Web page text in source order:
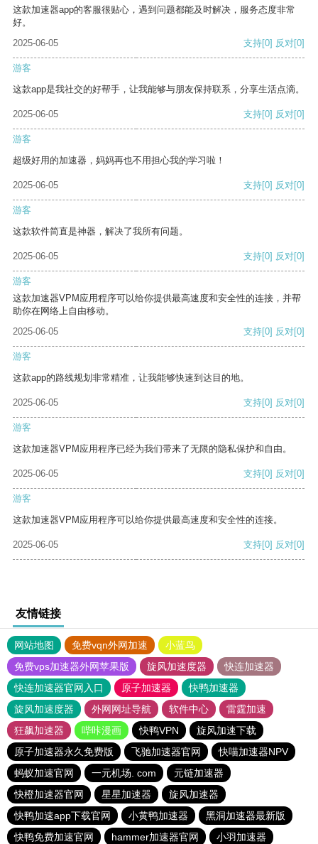
这款加速器app的客服很贴心，遇到问题都能及时解决，服务态度非常
好。
2025-06-05
支持[0] 反对[0]
游客
这款app是我社交的好帮手，让我能够与朋友保持联系，分享生活点滴。
2025-06-05 支持[0] 反对[0]
游客
超级好用的加速器，妈妈再也不用担心我的学习啦！
2025-06-05 支持[0] 反对[0]
游客
这款软件简直是神器，解决了我所有问题。
2025-06-05 支持[0] 反对[0]
游客
这款加速器VPM应用程序可以给你提供最高速度和安全性的连接，并帮
助你在网络上自由移动。
2025-06-05
支持[0] 反对[0]
游客
这款app的路线规划非常精准，让我能够快速到达目的地。
2025-06-05 支持[0] 反对[0]
游客
这款加速器VPM应用程序已经为我们带来了无限的隐私保护和自由。
2025-06-05 支持[0] 反对[0]
游客
这款加速器VPM应用程序可以给你提供最高速度和安全性的连接。
2025-06-05 支持[0] 反对[0]
友情链接
网站地图 免费vqn外网加速
小蓝鸟
免费vps加速器外网苹果版
旋风加速度器
快连加速器
快连加速器官网入口
原子加速器
快鸭加速器
旋风加速度器
外网网址导航 软件中心
雷霆加速
狂飙加速器
哔咔漫画 快鸭VPN
旋风加速下载
原子加速器永久免费版
飞驰加速器官网
快喵加速器NPV
蚂蚁加速官网
一元机场. com
元链加速器
快橙加速器官网
星星加速器
旋风加速器
快鸭加速app下载官网
小黄鸭加速器
黑洞加速器最新版
快鸭免费加速官网
hammer加速器官网 小羽加速器